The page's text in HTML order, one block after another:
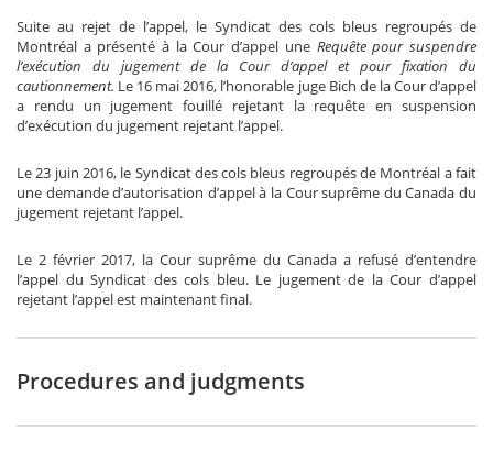
Suite au rejet de l’appel, le Syndicat des cols bleus regroupés de
Montréal a présenté à la Cour d’appel une Requête pour suspendre
l’exécution du jugement de la Cour d’appel et pour fixation du
cautionnement. Le 16 mai 2016, l’honorable juge Bich de la Cour d’appel
a rendu un jugement fouillé rejetant la requête en suspension
d’exécution du jugement rejetant l’appel.
Le 23 juin 2016, le Syndicat des cols bleus regroupés de Montréal a fait
une demande d’autorisation d’appel à la Cour suprême du Canada du
jugement rejetant l’appel.
Le 2 février 2017, la Cour suprême du Canada a refusé d’entendre
l’appel du Syndicat des cols bleu. Le jugement de la Cour d’appel
rejetant l’appel est maintenant final.
Procedures and judgments